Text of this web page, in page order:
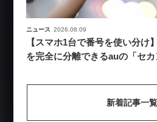
ニュース 2026.08.09
【スマホ1台で番号を使い分け
を完全に分離できるauの「セ
新着記事一